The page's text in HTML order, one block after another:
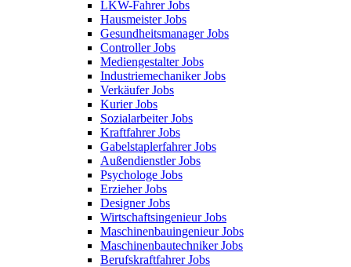
LKW-Fahrer Jobs
Hausmeister Jobs
Gesundheitsmanager Jobs
Controller Jobs
Mediengestalter Jobs
Industriemechaniker Jobs
Verkäufer Jobs
Kurier Jobs
Sozialarbeiter Jobs
Kraftfahrer Jobs
Gabelstaplerfahrer Jobs
Außendienstler Jobs
Psychologe Jobs
Erzieher Jobs
Designer Jobs
Wirtschaftsingenieur Jobs
Maschinenbauingenieur Jobs
Maschinenbautechniker Jobs
Berufskraftfahrer Jobs